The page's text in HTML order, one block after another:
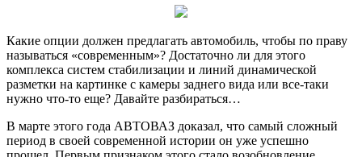
Какие опции должен предлагать автомобиль, чтобы по праву
называться «современным»? Достаточно ли для этого
комплекса систем стабилизации и линий динамической
разметки на картинке с камеры заднего вида или все-таки
нужно что-то еще? Давайте разбираться…
В марте этого года АВТОВАЗ доказал, что самый сложный
период в своей современной истории он уже успешно